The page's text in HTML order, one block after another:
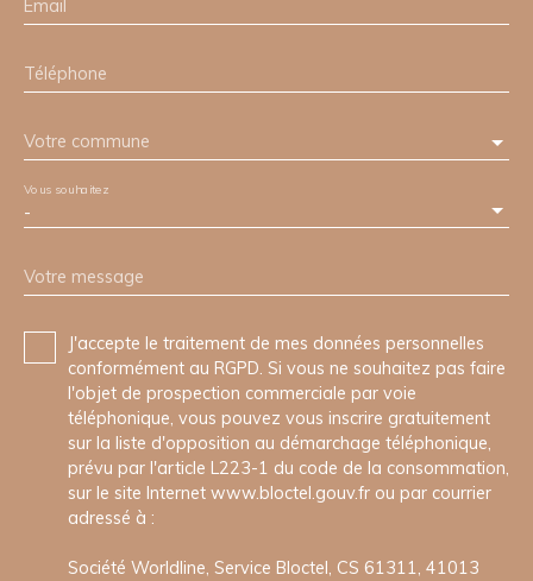
Email
Téléphone
Votre commune
-
Vous souhaitez
Votre message
J'accepte le traitement de mes données personnelles
conformément au RGPD. Si vous ne souhaitez pas faire
l'objet de prospection commerciale par voie
téléphonique, vous pouvez vous inscrire gratuitement
sur la liste d'opposition au démarchage téléphonique,
prévu par l'article L223-1 du code de la consommation,
sur le site Internet www.bloctel.gouv.fr ou par courrier
adressé à :
Société Worldline, Service Bloctel, CS 61311, 41013